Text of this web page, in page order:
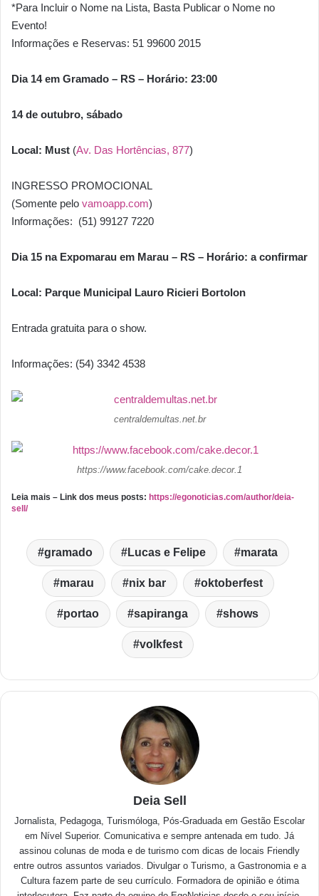
*Para Incluir o Nome na Lista, Basta Publicar o Nome no
Evento!
Informações e Reservas: 51 99600 2015
Dia 14 em Gramado – RS – Horário: 23:00
14 de outubro, sábado
Local: Must (Av. Das Hortências, 877)
INGRESSO PROMOCIONAL
(Somente pelo vamoapp.com)
Informações: (51) 99127 7220
Dia 15 na Expomarau em Marau – RS – Horário: a confirmar
Local: Parque Municipal Lauro Ricieri Bortolon
Entrada gratuita para o show.
Informações: (54) 3342 4538
centraldemultas.net.br
https://www.facebook.com/cake.decor.1
Leia mais – Link dos meus posts: https://egonoticias.com/author/deia-
sell/
gramado Lucas e Felipe marata
marau nix bar oktoberfest
portao sapiranga shows
volkfest
Deia Sell
Jornalista, Pedagoga, Turismóloga, Pós-Graduada em Gestão Escolar
em Nível Superior. Comunicativa e sempre antenada em tudo. Já
assinou colunas de moda e de turismo com dicas de locais Friendly
entre outros assuntos variados. Divulgar o Turismo, a Gastronomia e a
Cultura fazem parte de seu currículo. Formadora de opinião e ótima